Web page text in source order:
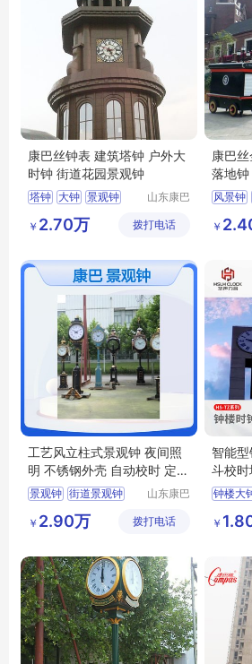
康巴丝钟表 建筑塔钟 户外大
时钟 街道花园景观钟
塔钟 大钟 景观钟
山东康巴
限公司
￥ 2.70万 拨打电话
康巴
落地
风景钟
￥
工艺风立柱式景观钟 夜间照
明 不锈钢外壳 自动校时 定制
样式
景观钟 街道景观钟
公园景观钟
山东康巴
限公司
￥ 2.90万 拨打电话
智能
斗校时
处理
钟楼大
景观钟
￥